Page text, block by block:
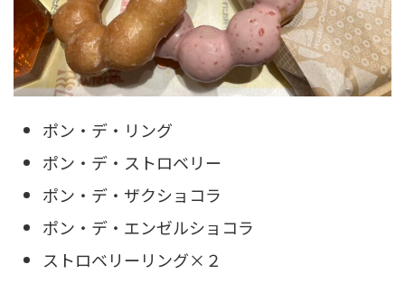
ポン・デ・リング
ポン・デ・ストロベリー
ポン・デ・ザクショコラ
ポン・デ・エンゼルショコラ
ストロベリーリング×２